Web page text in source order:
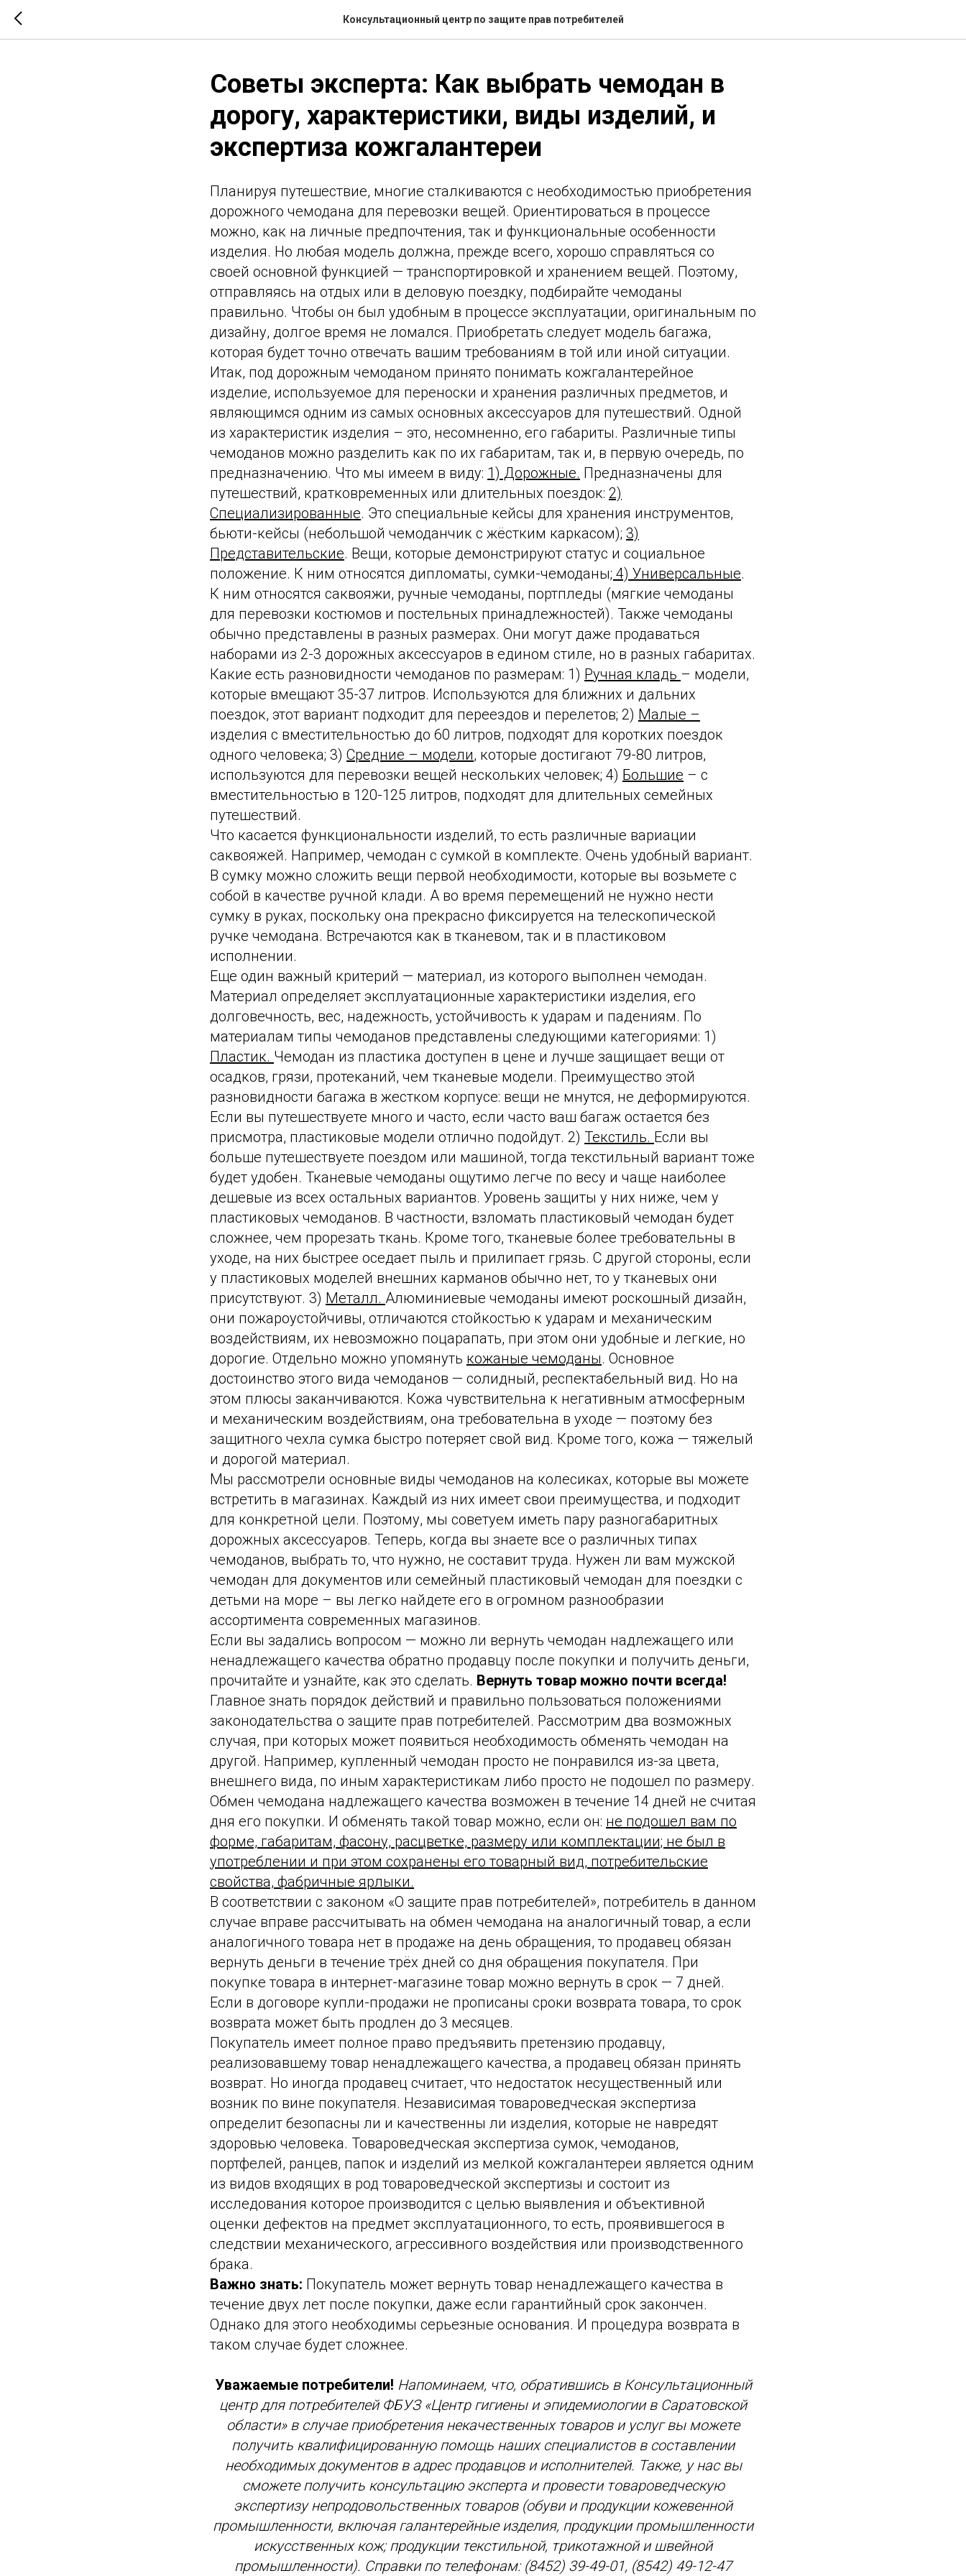
Консультационный центр по защите прав потребителей
Советы эксперта: Как выбрать чемодан в
дорогу, характеристики, виды изделий, и
экспертиза кожгалантереи
Планируя путешествие, многие сталкиваются с необходимостью приобретения
дорожного чемодана для перевозки вещей. Ориентироваться в процессе
можно, как на личные предпочтения, так и функциональные особенности
изделия. Но любая модель должна, прежде всего, хорошо справляться со
своей основной функцией — транспортировкой и хранением вещей. Поэтому,
отправляясь на отдых или в деловую поездку, подбирайте чемоданы
правильно. Чтобы он был удобным в процессе эксплуатации, оригинальным по
дизайну, долгое время не ломался. Приобретать следует модель багажа,
которая будет точно отвечать вашим требованиям в той или иной ситуации.
Итак, под дорожным чемоданом принято понимать кожгалантерейное
изделие, используемое для переноски и хранения различных предметов, и
являющимся одним из самых основных аксессуаров для путешествий. Одной
из характеристик изделия – это, несомненно, его габариты. Различные типы
чемоданов можно разделить как по их габаритам, так и, в первую очередь, по
предназначению. Что мы имеем в виду: 1) Дорожные. Предназначены для
путешествий, кратковременных или длительных поездок: 2)
Специализированные. Это специальные кейсы для хранения инструментов,
бьюти-кейсы (небольшой чемоданчик с жёстким каркасом); 3)
Представительские. Вещи, которые демонстрируют статус и социальное
положение. К ним относятся дипломаты, сумки-чемоданы; 4) Универсальные.
К ним относятся саквояжи, ручные чемоданы, портпледы (мягкие чемоданы
для перевозки костюмов и постельных принадлежностей). Также чемоданы
обычно представлены в разных размерах. Они могут даже продаваться
наборами из 2-3 дорожных аксессуаров в едином стиле, но в разных габаритах.
Какие есть разновидности чемоданов по размерам: 1) Ручная кладь – модели,
которые вмещают 35-37 литров. Используются для ближних и дальних
поездок, этот вариант подходит для переездов и перелетов; 2) Малые –
изделия с вместительностью до 60 литров, подходят для коротких поездок
одного человека; 3) Средние – модели, которые достигают 79-80 литров,
используются для перевозки вещей нескольких человек; 4) Большие – с
вместительностью в 120-125 литров, подходят для длительных семейных
путешествий.
Что касается функциональности изделий, то есть различные вариации
саквояжей. Например, чемодан с сумкой в комплекте. Очень удобный вариант.
В сумку можно сложить вещи первой необходимости, которые вы возьмете с
собой в качестве ручной клади. А во время перемещений не нужно нести
сумку в руках, поскольку она прекрасно фиксируется на телескопической
ручке чемодана. Встречаются как в тканевом, так и в пластиковом
исполнении.
Еще один важный критерий — материал, из которого выполнен чемодан.
Материал определяет эксплуатационные характеристики изделия, его
долговечность, вес, надежность, устойчивость к ударам и падениям. По
материалам типы чемоданов представлены следующими категориями: 1)
Пластик. Чемодан из пластика доступен в цене и лучше защищает вещи от
осадков, грязи, протеканий, чем тканевые модели. Преимущество этой
разновидности багажа в жестком корпусе: вещи не мнутся, не деформируются.
Если вы путешествуете много и часто, если часто ваш багаж остается без
присмотра, пластиковые модели отлично подойдут. 2) Текстиль. Если вы
больше путешествуете поездом или машиной, тогда текстильный вариант тоже
будет удобен. Тканевые чемоданы ощутимо легче по весу и чаще наиболее
дешевые из всех остальных вариантов. Уровень защиты у них ниже, чем у
пластиковых чемоданов. В частности, взломать пластиковый чемодан будет
сложнее, чем прорезать ткань. Кроме того, тканевые более требовательны в
уходе, на них быстрее оседает пыль и прилипает грязь. С другой стороны, если
у пластиковых моделей внешних карманов обычно нет, то у тканевых они
присутствуют. 3) Металл. Алюминиевые чемоданы имеют роскошный дизайн,
они пожароустойчивы, отличаются стойкостью к ударам и механическим
воздействиям, их невозможно поцарапать, при этом они удобные и легкие, но
дорогие. Отдельно можно упомянуть кожаные чемоданы. Основное
достоинство этого вида чемоданов — солидный, респектабельный вид. Но на
этом плюсы заканчиваются. Кожа чувствительна к негативным атмосферным
и механическим воздействиям, она требовательна в уходе — поэтому без
защитного чехла сумка быстро потеряет свой вид. Кроме того, кожа — тяжелый
и дорогой материал.
Мы рассмотрели основные виды чемоданов на колесиках, которые вы можете
встретить в магазинах. Каждый из них имеет свои преимущества, и подходит
для конкретной цели. Поэтому, мы советуем иметь пару разногабаритных
дорожных аксессуаров. Теперь, когда вы знаете все о различных типах
чемоданов, выбрать то, что нужно, не составит труда. Нужен ли вам мужской
чемодан для документов или семейный пластиковый чемодан для поездки с
детьми на море – вы легко найдете его в огромном разнообразии
ассортимента современных магазинов.
Если вы задались вопросом — можно ли вернуть чемодан надлежащего или
ненадлежащего качества обратно продавцу после покупки и получить деньги,
прочитайте и узнайте, как это сделать. Вернуть товар можно почти всегда!
Главное знать порядок действий и правильно пользоваться положениями
законодательства о защите прав потребителей. Рассмотрим два возможных
случая, при которых может появиться необходимость обменять чемодан на
другой. Например, купленный чемодан просто не понравился из-за цвета,
внешнего вида, по иным характеристикам либо просто не подошел по размеру.
Обмен чемодана надлежащего качества возможен в течение 14 дней не считая
дня его покупки. И обменять такой товар можно, если он: не подошел вам по
форме, габаритам, фасону, расцветке, размеру или комплектации; не был в
употреблении и при этом сохранены его товарный вид, потребительские
свойства, фабричные ярлыки.
В соответствии с законом «О защите прав потребителей», потребитель в данном
случае вправе рассчитывать на обмен чемодана на аналогичный товар, а если
аналогичного товара нет в продаже на день обращения, то продавец обязан
вернуть деньги в течение трёх дней со дня обращения покупателя. При
покупке товара в интернет-магазине товар можно вернуть в срок — 7 дней.
Если в договоре купли-продажи не прописаны сроки возврата товара, то срок
возврата может быть продлен до 3 месяцев.
Покупатель имеет полное право предъявить претензию продавцу,
реализовавшему товар ненадлежащего качества, а продавец обязан принять
возврат. Но иногда продавец считает, что недостаток несущественный или
возник по вине покупателя. Независимая товароведческая экспертиза
определит безопасны ли и качественны ли изделия, которые не навредят
здоровью человека. Товароведческая экспертиза сумок, чемоданов,
портфелей, ранцев, папок и изделий из мелкой кожгалантереи является одним
из видов входящих в род товароведческой экспертизы и состоит из
исследования которое производится с целью выявления и объективной
оценки дефектов на предмет эксплуатационного, то есть, проявившегося в
следствии механического, агрессивного воздействия или производственного
брака.
Важно знать: Покупатель может вернуть товар ненадлежащего качества в
течение двух лет после покупки, даже если гарантийный срок закончен.
Однако для этого необходимы серьезные основания. И процедура возврата в
таком случае будет сложнее.
Уважаемые потребители! Напоминаем, что, обратившись в Консультационный
центр для потребителей ФБУЗ «Центр гигиены и эпидемиологии в Саратовской
области» в случае приобретения некачественных товаров и услуг вы можете
получить квалифицированную помощь наших специалистов в составлении
необходимых документов в адрес продавцов и исполнителей. Также, у нас вы
сможете получить консультацию эксперта и провести товароведческую
экспертизу непродовольственных товаров (обуви и продукции кожевенной
промышленности, включая галантерейные изделия, продукции промышленности
искусственных кож; продукции текстильной, трикотажной и швейной
промышленности). Справки по телефонам: (8452) 39-49-01, (8542) 49-12-47